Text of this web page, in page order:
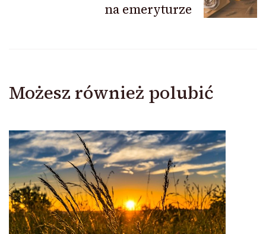
na emeryturze
Możesz również polubić